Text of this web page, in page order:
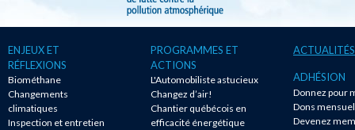
ENJEUX ET
RÉFLEXIONS
Biométhane
Changements
climatiques
Inspection et entretien
PROGRAMMES ET
ACTIONS
L'Automobiliste astucieux
Changez d’air!
Chantier québécois en
efficacité énergétique
ACTUALITÉS
ADHÉSION
Donnez pour
Dons
Devenez